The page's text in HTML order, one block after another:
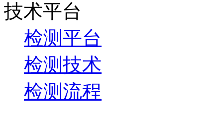
技术平台
检测平台
检测技术
检测流程